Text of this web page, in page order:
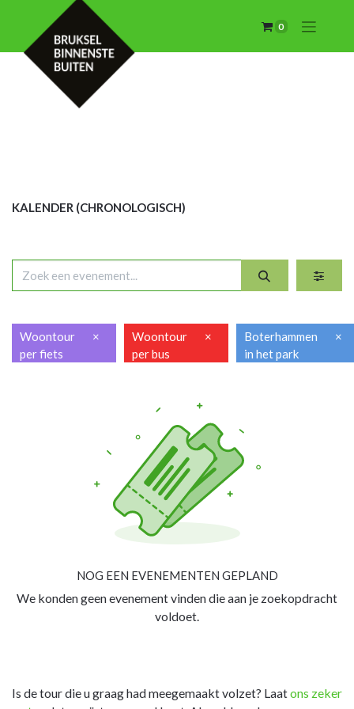
0
KALENDER (CHRONOLOGISCH)
Woontour
per fiets
×
Woontour
per bus
×
Boterhammen
in het park
×
NOG EEN EVENEMENTEN GEPLAND
We konden geen evenement vinden die aan je zoekopdracht
voldoet.
Is de tour die u graag had meegemaakt volzet? Laatons zeker